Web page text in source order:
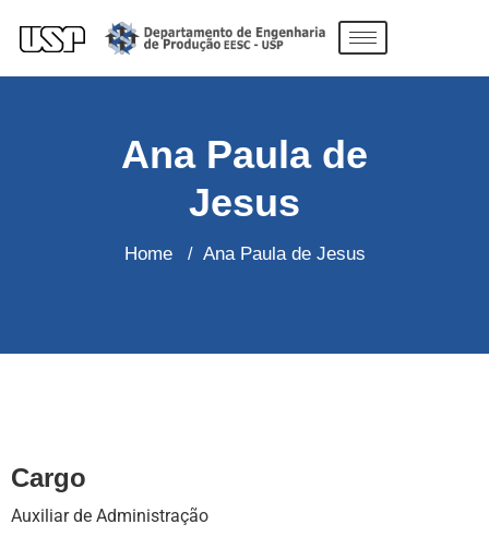
Ana Paula de
Jesus
Home / Ana Paula de Jesus
Cargo
Auxiliar de Administração